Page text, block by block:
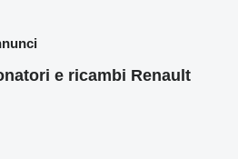
e ricambi Renault